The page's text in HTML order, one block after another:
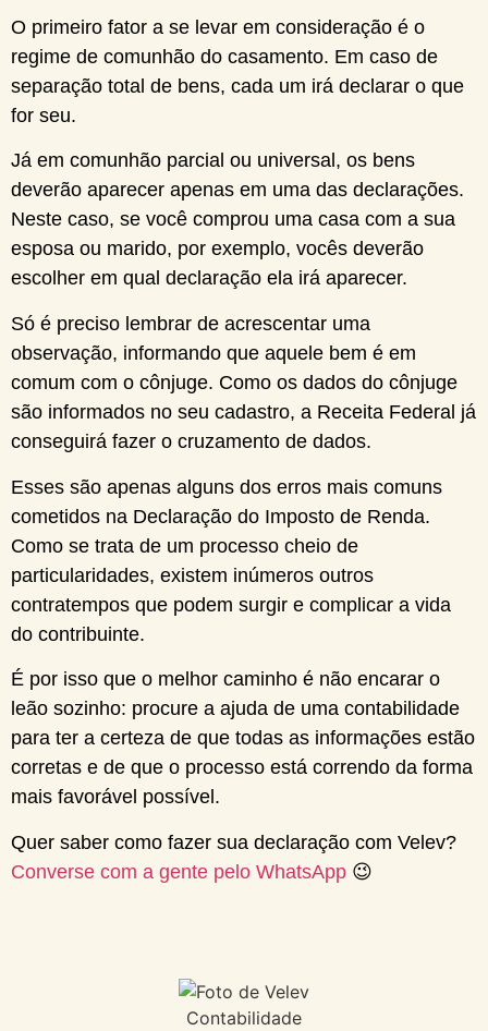
O primeiro fator a se levar em consideração é o
regime de comunhão do casamento. Em caso de
separação total de bens, cada um irá declarar o que
for seu.
Já em comunhão parcial ou universal, os bens
deverão aparecer apenas em uma das declarações.
Neste caso, se você comprou uma casa com a sua
esposa ou marido, por exemplo, vocês deverão
escolher em qual declaração ela irá aparecer.
Só é preciso lembrar de acrescentar uma
observação, informando que aquele bem é em
comum com o cônjuge. Como os dados do cônjuge
são informados no seu cadastro, a Receita Federal já
conseguirá fazer o cruzamento de dados.
Esses são apenas alguns dos erros mais comuns
cometidos na Declaração do Imposto de Renda.
Como se trata de um processo cheio de
particularidades, existem inúmeros outros
contratempos que podem surgir e complicar a vida
do contribuinte.
É por isso que o melhor caminho é não encarar o
leão sozinho: procure a ajuda de uma contabilidade
para ter a certeza de que todas as informações estão
corretas e de que o processo está correndo da forma
mais favorável possível.
Quer saber como fazer sua declaração com Velev?
Converse com a gente pelo WhatsApp 😉